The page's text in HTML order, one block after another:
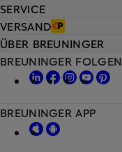
SERVICE
VERSAND
ÜBER BREUNINGER
BREUNINGER FOLGEN
BREUNINGER APP